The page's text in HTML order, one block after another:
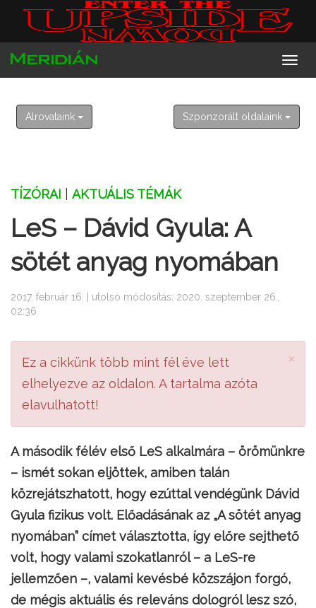
2026. augusztus 7. péntek
Ibolya
Alrovataink Szponzorált oldalaink
TÍZÓRAI AKTUÁLIS TÉMÁK
LeS – Dávid Gyula: A
sötét anyag nyomában
2017. február 16. | utolsó módosítás: 2020. szeptember 26.,
02:36
×
Ez a cikkünk több mint fél éve lett
elhelyezve az oldalon. A tartalma azóta
elavulhatott!
A második félév első LeS alkalmára – örömünkre
– ismét sokan eljöttek, amiben talán
közrejátszhatott, hogy ezúttal vendégünk Dávid
Gyula fizikus volt. Előadásának az „A sötét anyag
nyomában” címet választotta, így előre sejthető
volt, hogy valami szokatlanról – a LeS-re
jellemzően –, valami kevésbé közszájon forgó,
de mégis aktuális és releváns dologról lesz szó,